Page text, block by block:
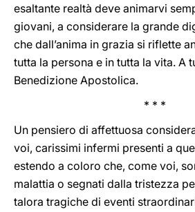
esaltante realtà deve animarvi
giovani, a considerare la grande
che dall’anima in grazia si riflette
tutta la persona e in tutta la vita. A
Benedizione Apostolica.
* * *
Un pensiero di affettuosa
voi, carissimi infermi presenti a
estendo a coloro che, come voi,
malattia o segnati dalla tristezza
talora tragiche di eventi